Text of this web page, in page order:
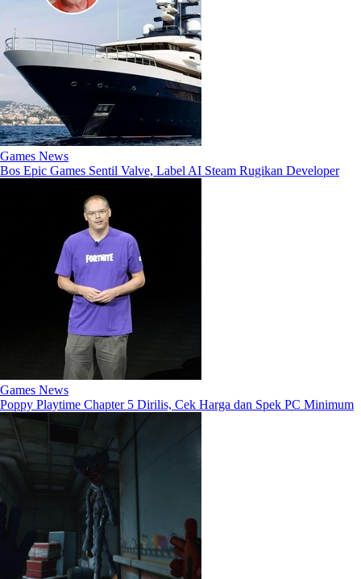
Games News
Bos Epic Games Sentil Valve, Label AI Steam Rugikan Developer
Games News
Poppy Playtime Chapter 5 Dirilis, Cek Harga dan Spek PC Minimum